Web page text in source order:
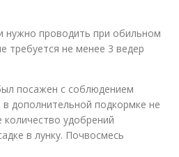
нужно проводить при обильном
требуется не менее 3 ведер
посажен с соблюдением
дополнительной подкормке не
удобрений
в лунку. Почвосмесь